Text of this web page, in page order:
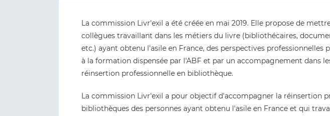
La commission Livr'exil a été créée en mai 2019. Elle propose de
collègues travaillant dans les métiers du livre (bibliothécaires,
etc.) ayant obtenu l'asile en France, des perspectives professionnelles
à la formation dispensée par l'ABF et par un accompagnement dans
réinsertion professionnelle en bibliothèque.
La commission Livr'exil a pour objectif d'accompagner la réinsertion
bibliothèques des personnes ayant obtenu l'asile en France et qui